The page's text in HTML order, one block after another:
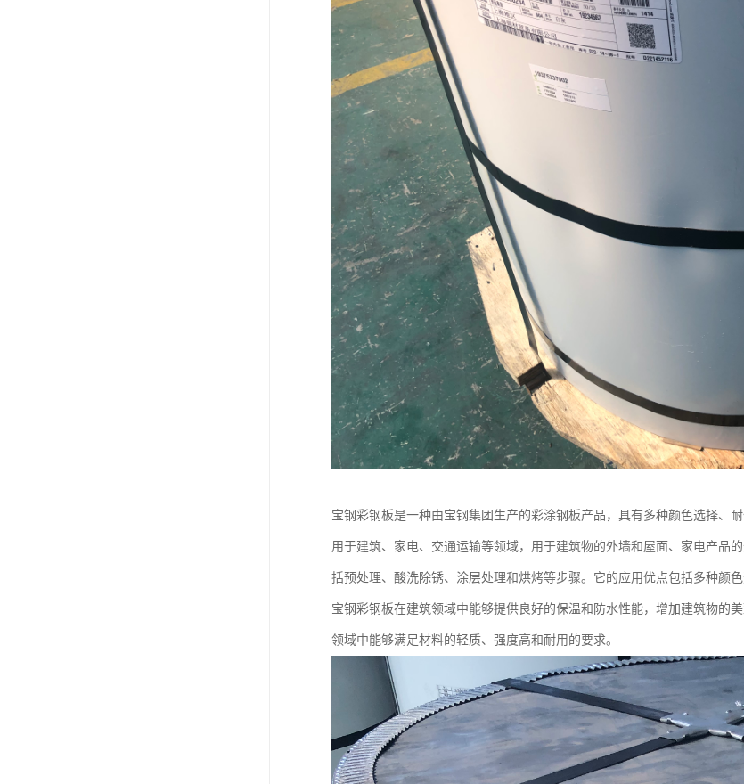
宝钢彩钢板是一种由宝钢集团生产的彩涂钢板产品，具有多种颜色选择、
用于建筑、家电、交通运输等领域，用于建筑物的外墙和屋面、家电产品
括预处理、酸洗除锈、涂层处理和烘烤等步骤。它的应用优点包括多种颜
宝钢彩钢板在建筑领域中能够提供良好的保温和防水性能，增加建筑物的
领域中能够满足材料的轻质、强度高和耐用的要求。